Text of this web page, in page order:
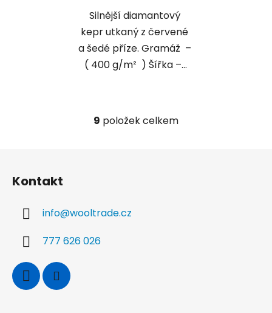
Silnější diamantový
kepr utkaný z červené
a šedé příze. Gramáž –
( 400 g/m² ) Šířka –...
O
9 položek celkem
Kontakt
info@wooltrade.cz
777 626 026